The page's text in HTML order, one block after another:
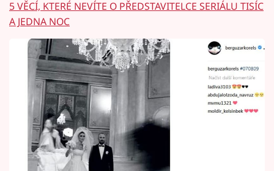
5 VĚCÍ, KTERÉ NEVÍTE O PŘEDSTAVITELCE SERIÁLU TISÍC
A JEDNA NOC